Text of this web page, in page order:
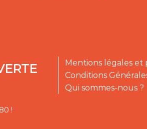
!
Mentions légales
Conditions
Qui sommes-nous ?